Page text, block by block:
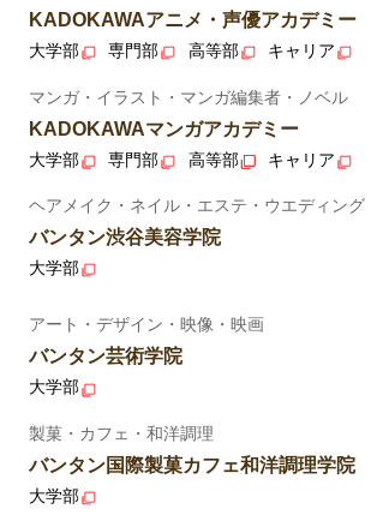
KADOKAWAアニメ・声優アカデミー
大学部 専門部 高等部 キャリア
マンガ・イラスト・マンガ編集者・ノベル
KADOKAWAマンガアカデミー
大学部 専門部 高等部 キャリア
ヘアメイク・ネイル・エステ・ウエディング
バンタン渋谷美容学院
大学部
アート・デザイン・映像・映画
バンタン芸術学院
大学部
製菓・カフェ・和洋調理
バンタン国際製菓カフェ和洋調理学院
大学部